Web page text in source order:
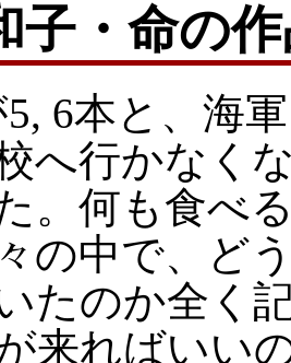
子・命の
6本と、海
へ行かなく
。何も食べ
の中で、ど
たのか全く
来ればいい